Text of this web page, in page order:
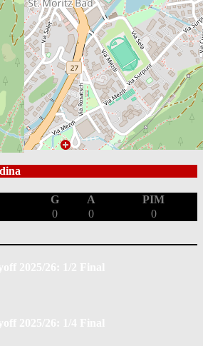
3 2 1
2 0 0 2
G A
PIM
0
0
G A
PIM
0
0 0